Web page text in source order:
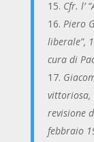
Cfr. l’
Piero
liberale”,
cura di
vittoriosa,
revisione
febbraio